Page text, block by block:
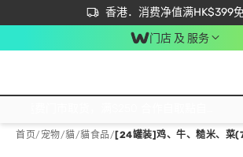
香港．消费净值满HK$399
立即成为易赏钱会员尽享独
首次APP下单买满$450 输入
门店 及 服务
首页/ 宠物/貓/貓食品/ [24罐装]鸡、牛、糙米、菜